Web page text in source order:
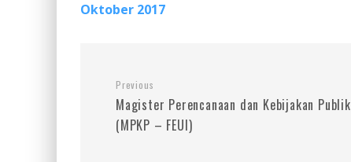
Oktober 2017
Previous
Magister Perencanaan dan Kebijakan Publik
(MPKP – FEUI)